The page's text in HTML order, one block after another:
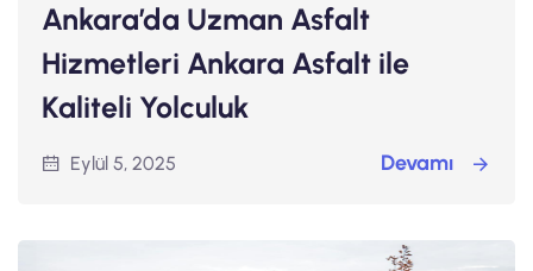
Ankara’da Uzman Asfalt
Hizmetleri Ankara Asfalt ile
Kaliteli Yolculuk
Eylül 5, 2025 Devamı